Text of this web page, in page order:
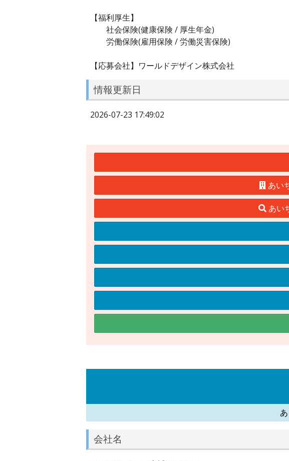
【福利厚生】
社会保険(健康保険 / 厚生年金)
労働保険(雇用保険 / 労働災害保険)
【応募会社】ワールドデザイン株式会社
情報更新日
2026-07-23 17:49:02
あい
あい
会社名